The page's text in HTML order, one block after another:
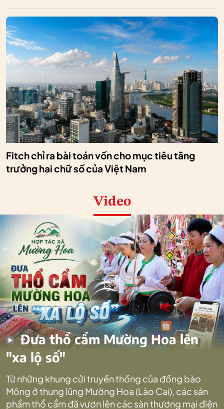
Fitch chỉ ra bài toán vốn cho mục tiêu tăng
trưởng hai chữ số của Việt Nam
Video
Đưa thổ cẩm Mường Hoa lên
"xa lộ số"
Từ những khung cửi truyền thống của đồng bào
Mông ở thung lũng Mường Hoa (Lào Cai), các sản
phẩm thổ cẩm đã vươn lên các sàn thương mại điện